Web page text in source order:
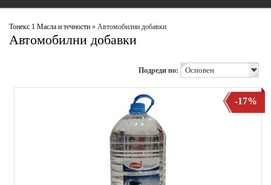
Тонекс 1 Масла и течности » Автомобилни добавки
Автомобилни добавки
Подреди по:
-17%